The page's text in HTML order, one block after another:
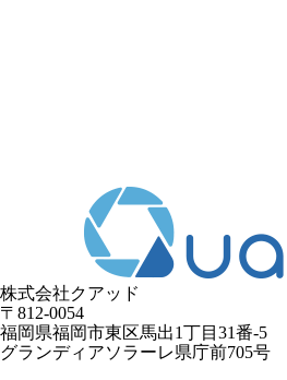
株式会社クアッド
〒812-0054
​福岡県福岡市東区馬出1丁目31番-5
グランディアソラーレ県庁前705号